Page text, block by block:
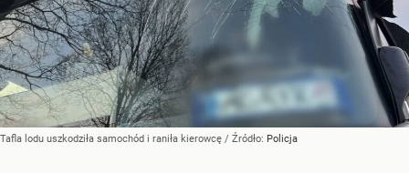
Tafla lodu uszkodziła samochód i raniła kierowcę / Źródło: Policja